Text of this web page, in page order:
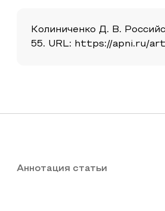
Колиниченко Д. В.
55. URL: https://apni.ru/
Аннотация статьи